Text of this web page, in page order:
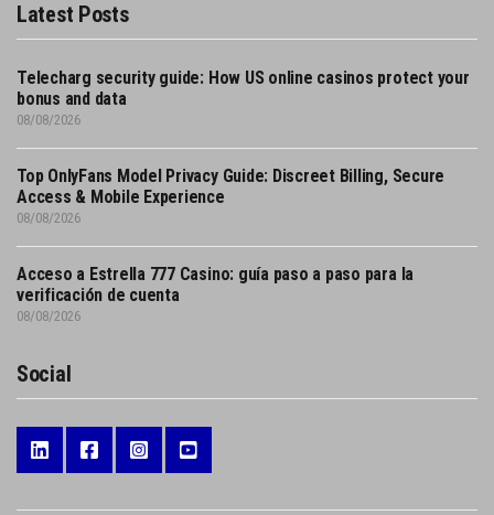
Latest Posts
Telecharg security guide: How US online casinos protect your
bonus and data
08/08/2026
Top OnlyFans Model Privacy Guide: Discreet Billing, Secure
Access & Mobile Experience
08/08/2026
Acceso a Estrella 777 Casino: guía paso a paso para la
verificación de cuenta
08/08/2026
Social